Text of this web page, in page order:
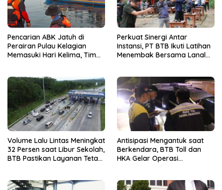
Pencarian ABK Jatuh di
Perairan Pulau Kelagian
Memasuki Hari Kelima, Tim
Perkuat Sinergi Antar
Instansi, PT BTB Ikuti Latihan
Menembak Bersama Lanal
Volume Lalu Lintas Meningkat
32 Persen saat Libur Sekolah,
BTB Pastikan Layanan Tetap
Antisipasi Mengantuk saat
Berkendara, BTB Toll dan
HKA Gelar Operasi